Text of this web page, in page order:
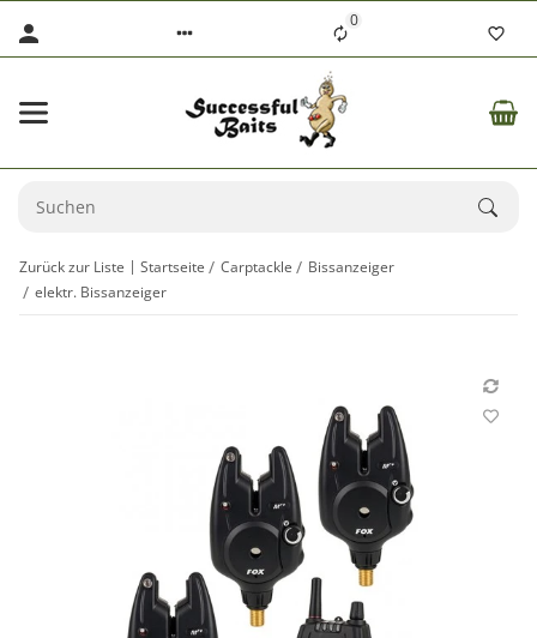
0
Zurück zur Liste Startseite Carptackle
Bissanzeiger
elektr. Bissanzeiger